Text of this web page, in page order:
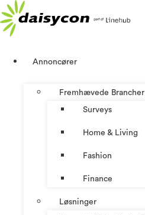
Videre
til
indhold
Annoncører
Fremhævede Brancher
Surveys
Home & Living
Fashion
Finance
Løsninger